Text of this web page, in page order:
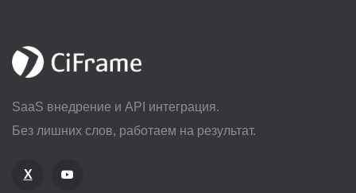
SaaS внедрение и API интеграция.
Без лишних слов, работаем на результат.
X